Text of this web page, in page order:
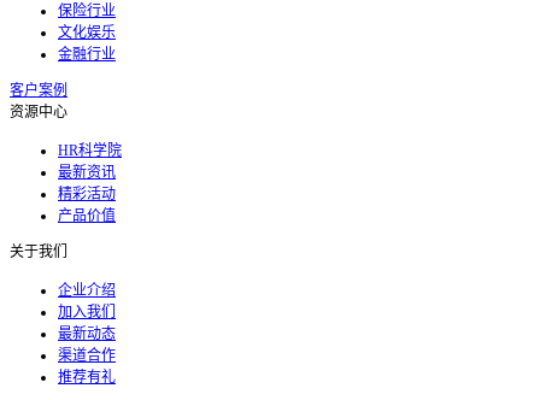
保险行业
文化娱乐
金融行业
客户案例
资源中心
HR科学院
最新资讯
精彩活动
产品价值
关于我们
企业介绍
加入我们
最新动态
渠道合作
推荐有礼